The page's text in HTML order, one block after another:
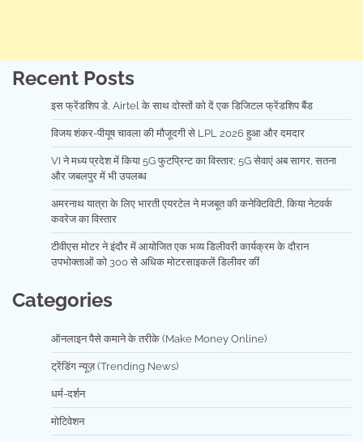
Recent Posts
इस फ्रेंडशिप डे, Airtel के साथ दोस्तों को दें एक डिजिटल फ्रेंडशिप बैंड
विजय शंकर-पीयूष चावला की मौजूदगी से LPL 2026 हुआ और दमदार
VI ने मध्य प्रदेश में किया 5G फुटप्रिन्ट का विस्तार; 5G सेवाएं अब सागर, सतना
और जबलपुर में भी उपलब्ध
अमरनाथ यात्रा के लिए भारती एयरटेल ने मजबूत की कनेक्टिविटी, किया नेटवर्क
कवरेज का विस्तार
टीवीएस मोटर ने इंदौर में आयोजित एक भव्य डिलीवरी कार्यक्रम के दौरान
उपभोक्ताओं को 300 से अधिक मोटरसाइकलें डिलीवर कीं
Categories
ऑनलाइन पैसे कमाने के तरीके (Make Money Online)
ट्रेंडिंग न्यूज़ (Trending News)
धर्म-दर्शन
मोटिवेशन